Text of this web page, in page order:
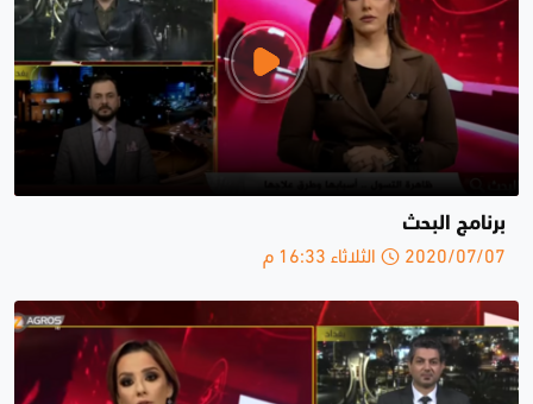
برنامج البحث
2020/07/07 الثلاثاء 16:33 م